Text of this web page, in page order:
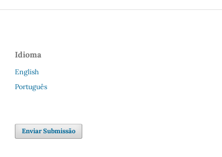
Idioma
English
Português
Enviar Submissão